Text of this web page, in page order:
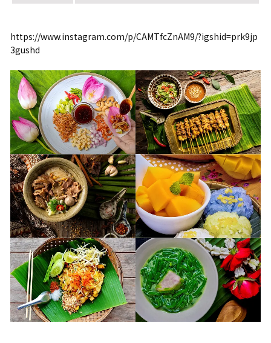
https://www.instagram.com/p/CAMTfcZnAM9/?igshid=prk9jp
3gushd